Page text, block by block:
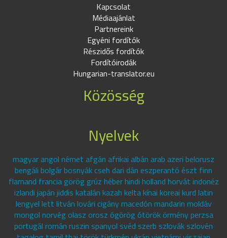
Kapcsolat
Médiaajánlat
Partnereink
Egyéni fordítók
Részidős fordítók
Fordítóirodák
Hungarian-translator.eu
Közösség
Nyelvek
magyar angol német afgán afrikai albán arab azeri belorusz
bengáli bolgár bosnyák cseh dari dán eszperantó észt finn
flamand francia görög grúz héber hindi holland horvát indonéz
izlandi japán jiddis katalán kazah kelta kínai koreai kurd latin
lengyel lett litván lovári cigány macedón mandarin moldáv
mongol norvég olasz orosz ógörög ótörök örmény perzsa
portugál román ruszin spanyol svéd szerb szlovák szlovén